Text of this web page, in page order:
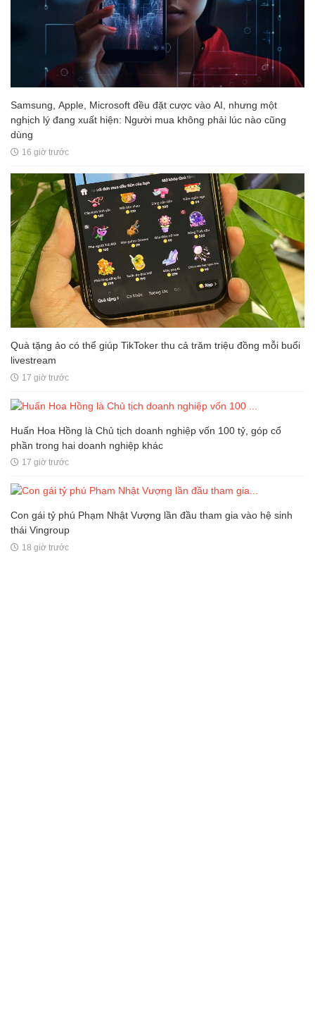
Samsung, Apple, Microsoft đều đặt cược vào AI, nhưng một
nghịch lý đang xuất hiện: Người mua không phải lúc nào cũng
dùng
16 giờ trước
Quà tặng ảo có thể giúp TikToker thu cả trăm triệu đồng mỗi buổi
livestream
17 giờ trước
Huấn Hoa Hồng là Chủ tịch doanh nghiệp vốn 100 tỷ, góp cổ
phần trong hai doanh nghiệp khác
17 giờ trước
Con gái tỷ phú Phạm Nhật Vượng lần đầu tham gia vào hệ sinh
thái Vingroup
18 giờ trước